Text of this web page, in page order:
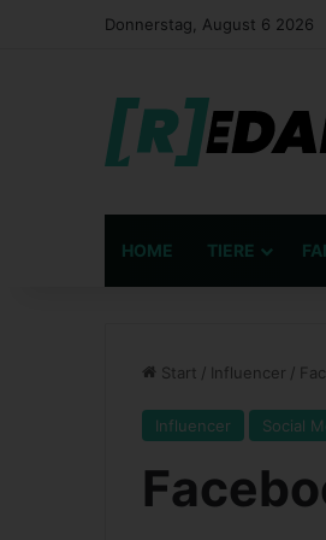
Donnerstag, August 6 2026
HOME TIERE
Start / Influencer /
Influencer Social